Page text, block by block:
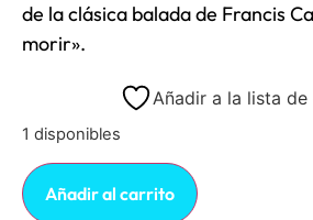
de la clásica balada de Francis
morir».
Añadir a la lista de
1 disponibles
Añadir al carrito